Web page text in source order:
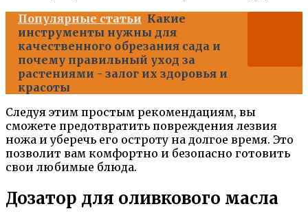
Популярные статьи Какие
инструменты нужны для
качественного обрезания сада и
почему правильный уход за
растениями - залог их здоровья и
красоты
Следуя этим простым рекомендациям, вы
сможете предотвратить повреждения лезвия
ножа и уберечь его остроту на долгое время. Это
позволит вам комфортно и безопасно готовить
свои любимые блюда.
Дозатор для оливкового масла